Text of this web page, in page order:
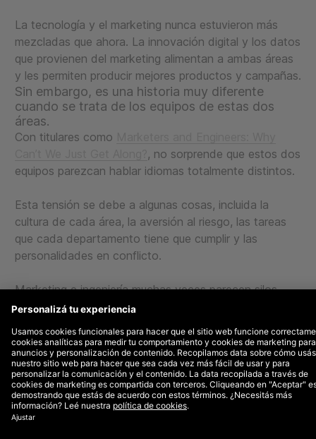
La tecnología y el marketing nunca estuvieron más
mezcladas que ahora. La innovación digital y los datos
que provienen del marketing alimentan a ambas áreas
y les permiten producir mejores productos y campañas.
Sin embargo, es una historia muy diferente
cuando se trata de los equipos de estas dos
áreas.
Con titulares como
, no sorprende que estos dos
equipos parezcan hablar idiomas totalmente distintos.
Esta tensión se debe a algunas cosas, incluida la
cultura de cada área, la aversión al riesgo, las tareas
que cada departamento tiene que cumplir y las
personalidades en conflicto.
Marketing e ingeniería muchas veces parecen silos
completamente separados y esta es la razón por la
crear una relación de trabajo.
¿El mejor lugar para empezar?
Conversaciones sobre trabajo en equipo, recursos y
prioridades.